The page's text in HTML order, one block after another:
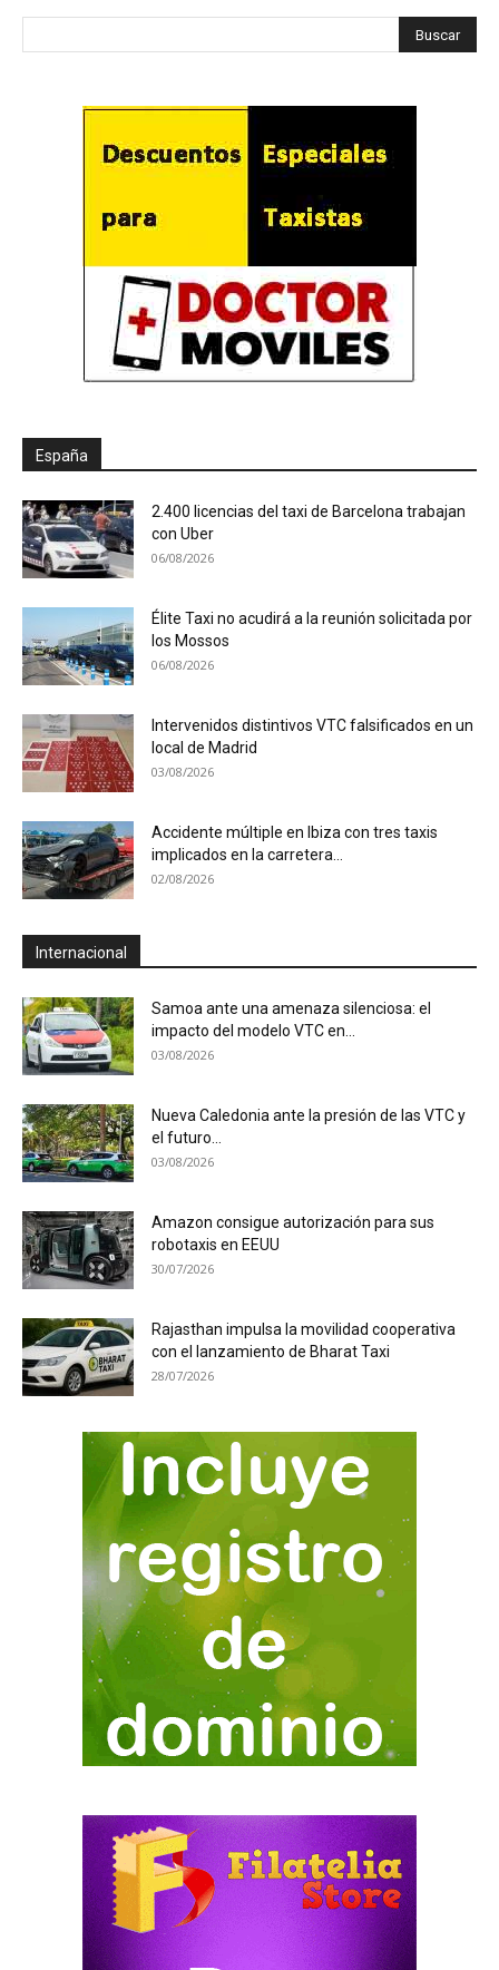
España
2.400 licencias del taxi de Barcelona trabajan
con Uber
06/08/2026
Élite Taxi no acudirá a la reunión solicitada por
los Mossos
06/08/2026
Intervenidos distintivos VTC falsificados en un
local de Madrid
03/08/2026
Accidente múltiple en Ibiza con tres taxis
implicados en la carretera...
02/08/2026
Internacional
Samoa ante una amenaza silenciosa: el
impacto del modelo VTC en...
03/08/2026
Nueva Caledonia ante la presión de las VTC y
el futuro...
03/08/2026
Amazon consigue autorización para sus
robotaxis en EEUU
30/07/2026
Rajasthan impulsa la movilidad cooperativa
con el lanzamiento de Bharat Taxi
28/07/2026